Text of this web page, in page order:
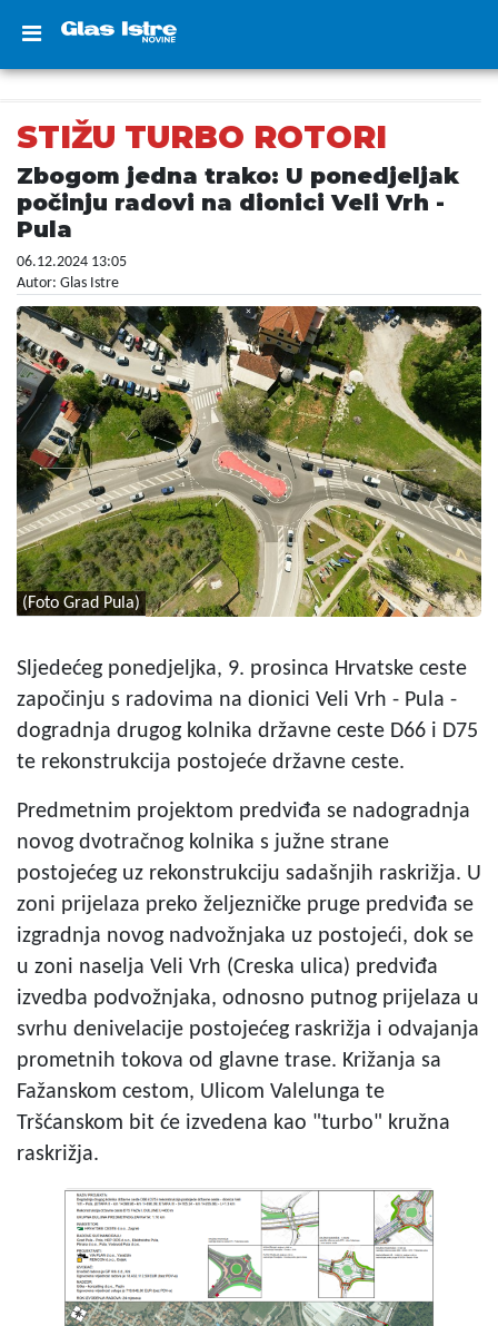
STIŽU TURBO ROTORI
Zbogom jedna trako: U ponedjeljak
počinju radovi na dionici Veli Vrh -
Pula
06.12.2024 13:05
Autor: Glas Istre
(Foto Grad Pula)
Sljedećeg ponedjeljka, 9. prosinca Hrvatske ceste
započinju s radovima na dionici Veli Vrh - Pula -
dogradnja drugog kolnika državne ceste D66 i D75
te rekonstrukcija postojeće državne ceste.
Predmetnim projektom predviđa se nadogradnja
novog dvotračnog kolnika s južne strane
postojećeg uz rekonstrukciju sadašnjih raskrižja. U
zoni prijelaza preko željezničke pruge predviđa se
izgradnja novog nadvožnjaka uz postojeći, dok se
u zoni naselja Veli Vrh (Creska ulica) predviđa
izvedba podvožnjaka, odnosno putnog prijelaza u
svrhu denivelacije postojećeg raskrižja i odvajanja
prometnih tokova od glavne trase. Križanja sa
Fažanskom cestom, Ulicom Valelunga te
Tršćanskom bit će izvedena kao "turbo" kružna
raskrižja.